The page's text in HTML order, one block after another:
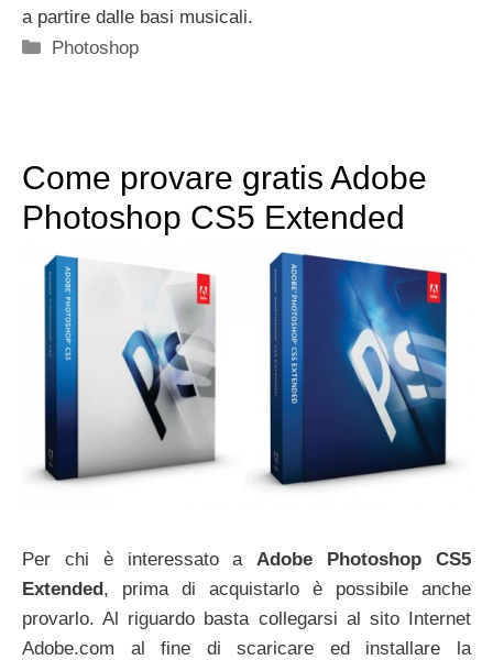
a partire dalle basi musicali.
Categorie
Photoshop
Come provare gratis Adobe
Photoshop CS5 Extended
Per chi è interessato a Adobe Photoshop CS5
Extended, prima di acquistarlo è possibile anche
provarlo. Al riguardo basta collegarsi al sito Internet
Adobe.com al fine di scaricare ed installare la